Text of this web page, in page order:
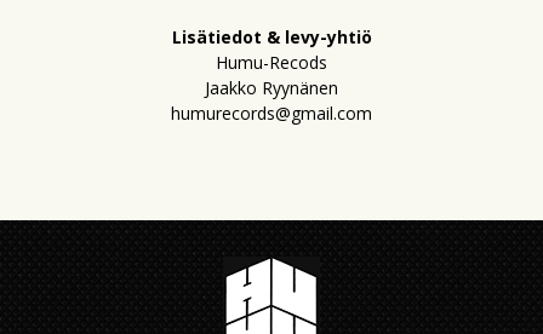
Lisätiedot & levy-yhtiö
Humu-Recods
Jaakko Ryynänen
humurecords@gmail.com